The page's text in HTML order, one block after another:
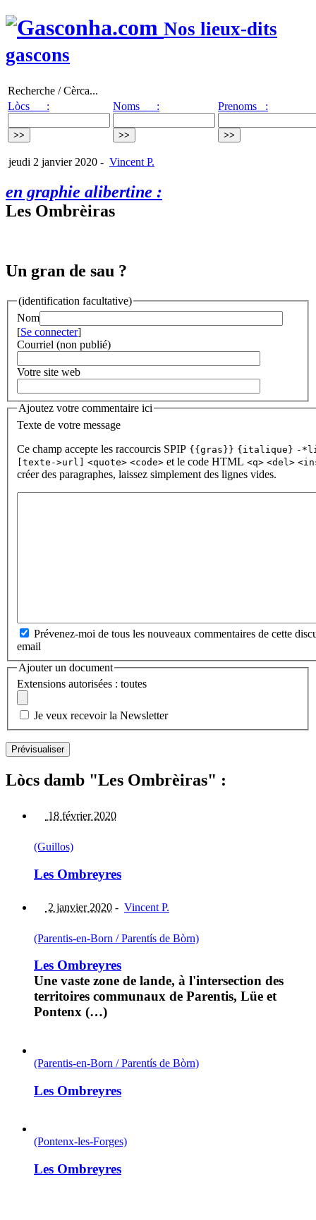
Nos lieux-dits
gascons
Recherche / Cèrca...
Lòcs :
Noms : Prenoms :
jeudi 2 janvier 2020 - Vincent P.
en graphie alibertine :
Les Ombrèiras
Un gran de sau ?
(identification facultative)
Nom
[Se connecter]
Courriel (non publié)
Votre site web
Ajoutez votre commentaire ici
Texte de votre message
Ce champ accepte les raccourcis SPIP {{gras}} {italique} -
[texte->url] <quote> <code> et le code HTML <q> <del>
créer des paragraphes, laissez simplement des lignes vides.
Prévenez-moi de tous les nouveaux commentaires de cette
email
Ajouter un document
Extensions autorisées : toutes
Je veux recevoir la Newsletter
Lòcs damb "Les Ombrèiras" :
18 février 2020
(Guillos)
Les Ombreyres
2 janvier 2020 - Vincent P.
(Parentis-en-Born / Parentís de Bòrn)
Les Ombreyres
Une vaste zone de lande, à l'intersection des
territoires communaux de Parentis, Lüe et
Pontenx (…)
(Parentis-en-Born / Parentís de Bòrn)
Les Ombreyres
(Pontenx-les-Forges)
Les Ombreyres